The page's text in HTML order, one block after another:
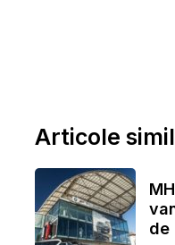
Articole
de